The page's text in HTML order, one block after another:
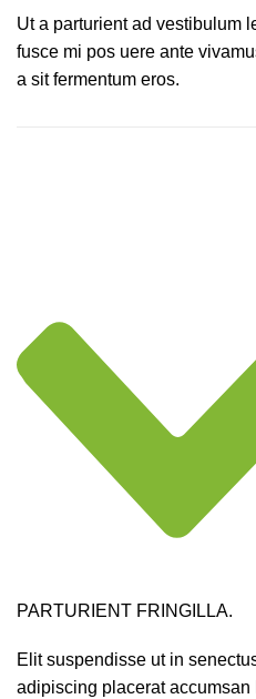
Ut a parturient ad vestibulum
fusce mi pos uere ante
a sit fermentum eros.
PARTURIENT FRINGILLA.
Elit suspendisse ut in
adipiscing placerat accumsan